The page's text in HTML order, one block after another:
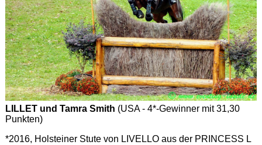
LILLET und Tamra Smith (USA - 4*-Gewinner mit 31,30
Punkten)
*2016, Holsteiner Stute von LIVELLO aus der PRINCESS L